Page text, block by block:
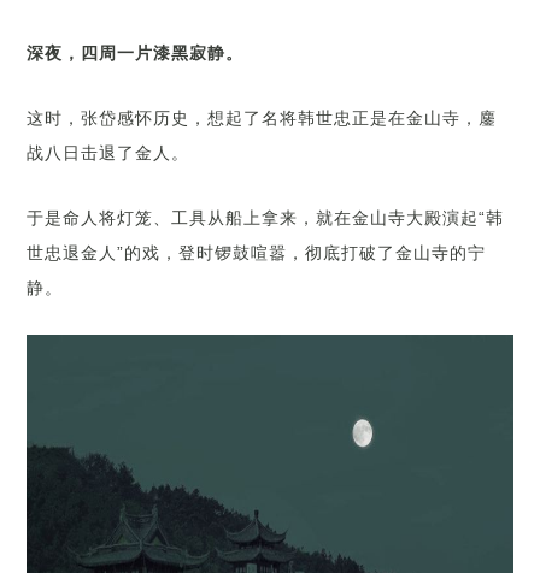
深夜，四周一片漆黑寂静。
这时，张岱感怀历史，想起了名将韩世忠正是在金山寺，鏖
战八日击退了金人。
于是命人将灯笼、工具从船上拿来，就在金山寺大殿演起“韩
世忠退金人”的戏，登时锣鼓喧嚣，彻底打破了金山寺的宁
静。